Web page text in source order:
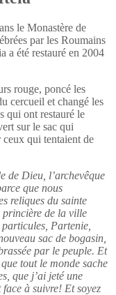
le Monastère de
par les Roumains
a été restauré en 2004
rouge, poncé les
cercueil et changé les
qui ont restauré le
sur le sac qui
qui tentaient de
de Dieu, l’archevêque
que nous
reliques du sainte
princière de la ville
Partenie,
sac de bogasin,
par le peuple. Et
tout le monde sache
que j’ai jeté une
à suivre! Et soyez